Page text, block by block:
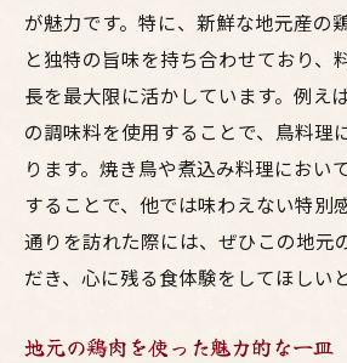
が魅力です。特に、新鮮な地元産の
と独特の旨味を持ち合わせており、
長を最大限に活かしています。例え
の調味料を使用することで、鳥料理
ります。焼き鳥や煮込み料理におい
することで、他では味わえない特別
通りを訪れた際には、ぜひこの地元
だき、心に残る食体験をしてほしい
地元の鶏肉を使った魅力的な一皿